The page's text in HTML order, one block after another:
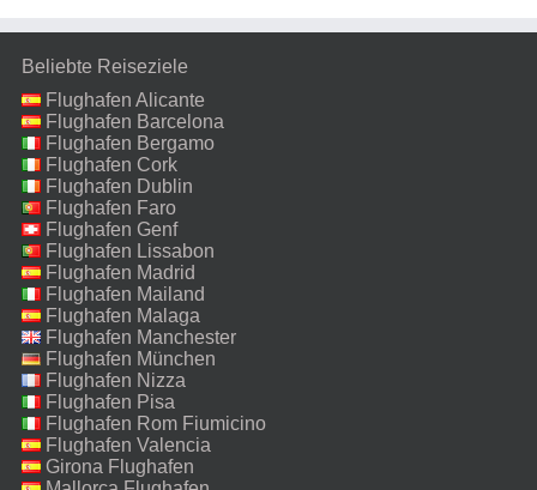
Beliebte Reiseziele
Flughafen Alicante
Flughafen Barcelona
Flughafen Bergamo
Flughafen Cork
Flughafen Dublin
Flughafen Faro
Flughafen Genf
Flughafen Lissabon
Flughafen Madrid
Flughafen Mailand
Malpensa
Flughafen Malaga
Flughafen Manchester
Flughafen München
Flughafen Nizza
Flughafen Pisa
Flughafen Rom Fiumicino
Flughafen Valencia
Girona Flughafen